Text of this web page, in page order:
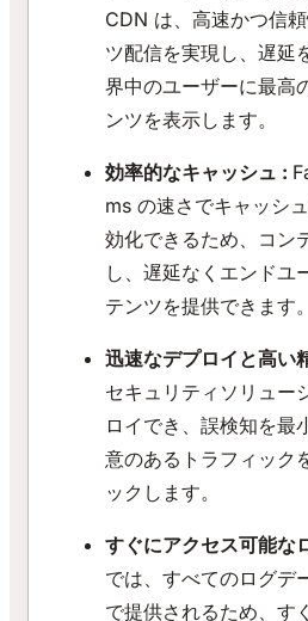
CDN は、高速かつ信
ツ配信を実現し、遅延
界中のユーザーに最高
ンツを表示します。
効率的なキャッシュ :
ms の速さでキャッシ
効化できるため、コン
し、遅延なくエンドユ
テンツを提供できます。
迅速なデプロイと高い
セキュリティソリュー
ロイでき、誤検知を最
意のあるトラフィック
ックします。
すぐにアクセス可能な
では、すべてのログデ
で提供されるため、す